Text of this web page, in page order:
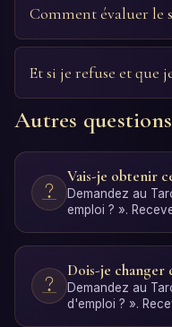
Comment évaluer le
Et si je refuse et que
Autres
Vais-je obtenir
Demandez au
emploi ? ».
Dois-je changer
Demandez au
d'emploi ? ».